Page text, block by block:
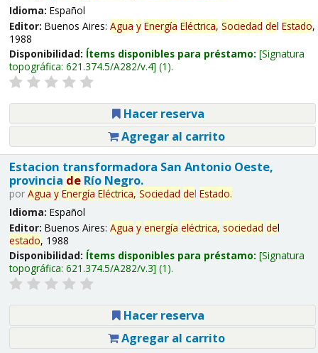
Idioma: Español
Editor: Buenos Aires: Agua y Energía Eléctrica, Sociedad del Estado,
1988
Disponibilidad: Ítems disponibles para préstamo: Signatura
topográfica: 621.374.5/A282/v.4 (1).
Hacer reserva
Agregar al carrito
Estacion transformadora San Antonio Oeste,
provincia deRío Negro.
por Agua y Energía Eléctrica, Sociedad del Estado.
Idioma: Español
Editor: Buenos Aires: Agua y energía eléctrica, sociedad del
estado, 1988
Disponibilidad: Ítems disponibles para préstamo: Signatura
topográfica: 621.374.5/A282/v.3 (1).
Hacer reserva
Agregar al carrito